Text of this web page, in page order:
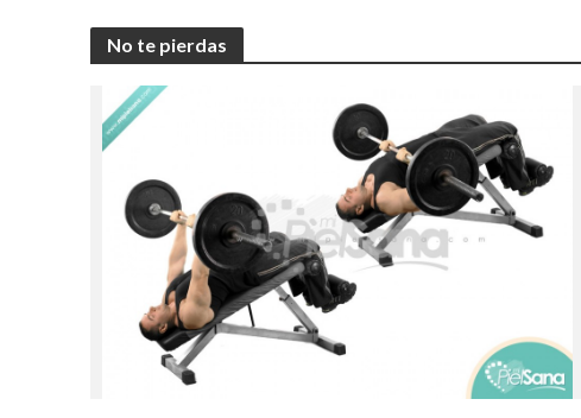
No te pierdas